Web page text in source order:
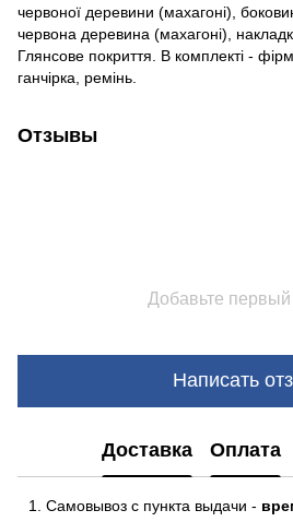
червоної деревини (махагоні),
червона деревина (махагоні),
Глянсове покриття. В комплекті -
ганчірка, ремінь.
Отзывы
Добавьте первый
Написать
Доставка Оплата
Самовывоз с пункта выдачи -